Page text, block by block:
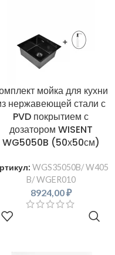
мойка для кухни
нержавеющей стали с
PVD покрытием с
дозатором WISENT
WG5050B (50х50см)
WGS35050B/ W405
B/ WGER010
8924,00₽